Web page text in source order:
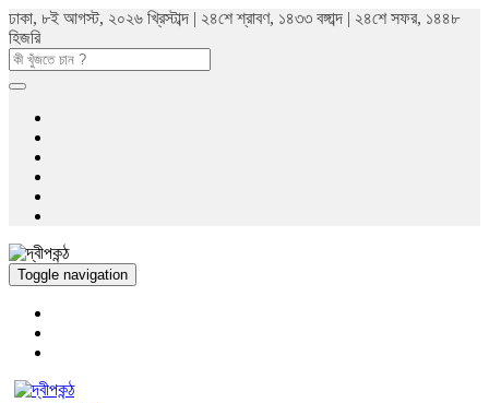
ঢাকা, ৮ই আগস্ট, ২০২৬ খ্রিস্টাব্দ | ২৪শে শ্রাবণ, ১৪৩৩ বঙ্গাব্দ | ২৪শে সফর, ১৪৪৮
হিজরি
Toggle navigation